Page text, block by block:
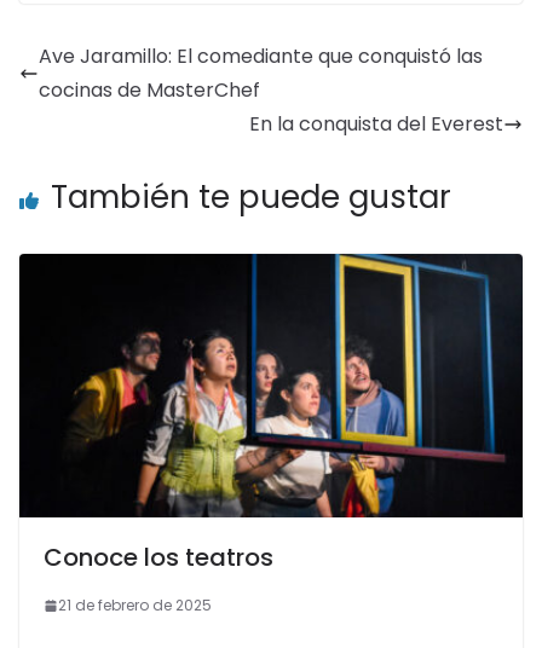
Ave Jaramillo: El comediante que conquistó las
cocinas de MasterChef
En la conquista del Everest
También te puede gustar
Conoce los teatros
21 de febrero de 2025